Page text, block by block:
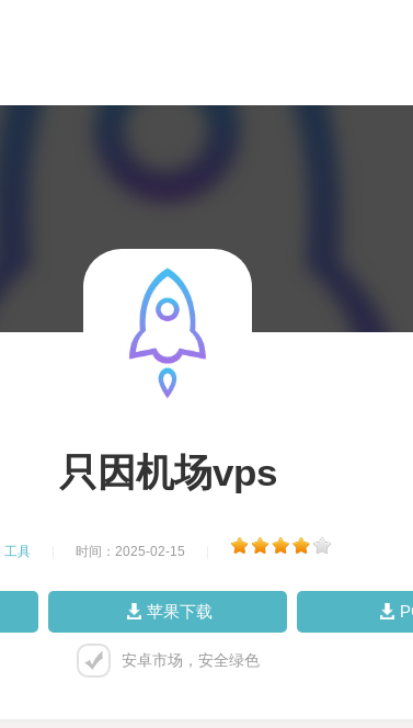
只因机场vps
工具 时间：2025-02-15
苹果下载
安卓市场，安全绿色